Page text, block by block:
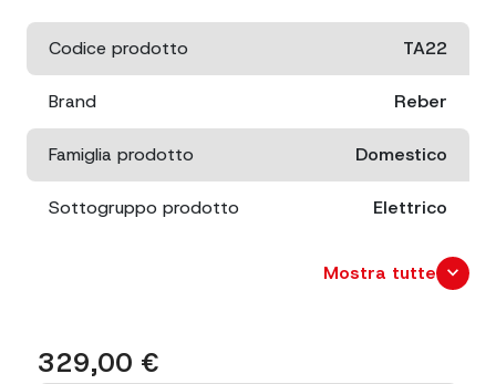
Codice prodotto TA22
Brand Reber
Famiglia prodotto Domestico
Sottogruppo prodotto Elettrico
140 W
Dimensioni
Mostra tutte expand_more
329,00 €